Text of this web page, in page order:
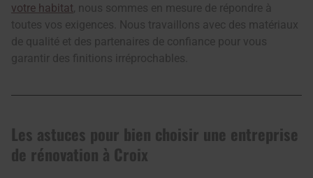
votre habitat, nous sommes en mesure de répondre à
toutes vos exigences. Nous travaillons avec des matériaux
de qualité et des partenaires de confiance pour vous
garantir des finitions irréprochables.
Les astuces pour bien choisir une entreprise
de rénovation à Croix